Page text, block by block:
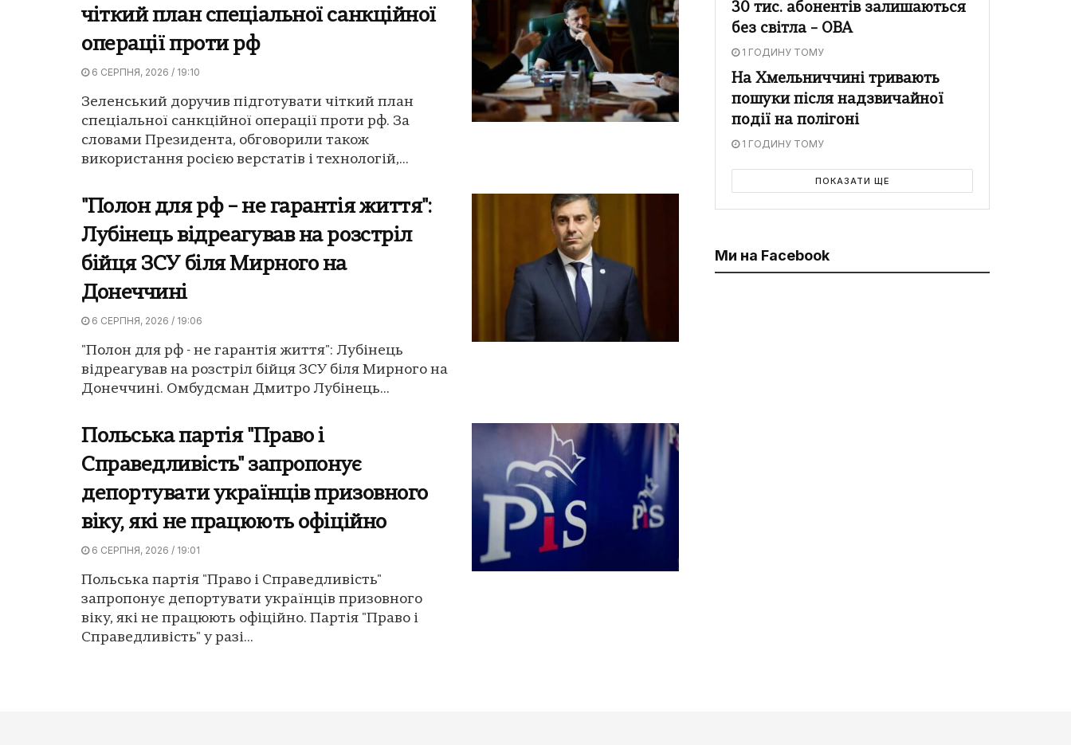
чіткий план спеціальної санкційної
операції проти рф
6 СЕРПНЯ, 2026 / 19:10
Зеленський доручив підготувати чіткий план
спеціальної санкційної операції проти рф. За
словами Президента, обговорили також
використання росією верстатів і технологій,...
"Полон для рф – не гарантія життя":
Лубінець відреагував на розстріл
бійця ЗСУ біля Мирного на
Донеччині
6 СЕРПНЯ, 2026 / 19:06
"Полон для рф - не гарантія життя": Лубінець
відреагував на розстріл бійця ЗСУ біля Мирного на
Донеччині. Омбудсман Дмитро Лубінець...
Польська партія "Право і
Справедливість" запропонує
депортувати українців призовного
віку, які не працюють офіційно
6 СЕРПНЯ, 2026 / 19:01
Польська партія "Право і Справедливість"
запропонує депортувати українців призовного
віку, які не працюють офіційно. Партія "Право і
Справедливість" у разі...
30 тис. абонентів залишаються
без світла – ОВА
1 ГОДИНУ ТОМУ
На Хмельниччині тривають
пошуки після надзвичайної
події на полігоні
1 ГОДИНУ ТОМУ
ПОКАЗАТИ ЩЕ
Ми на Facebook